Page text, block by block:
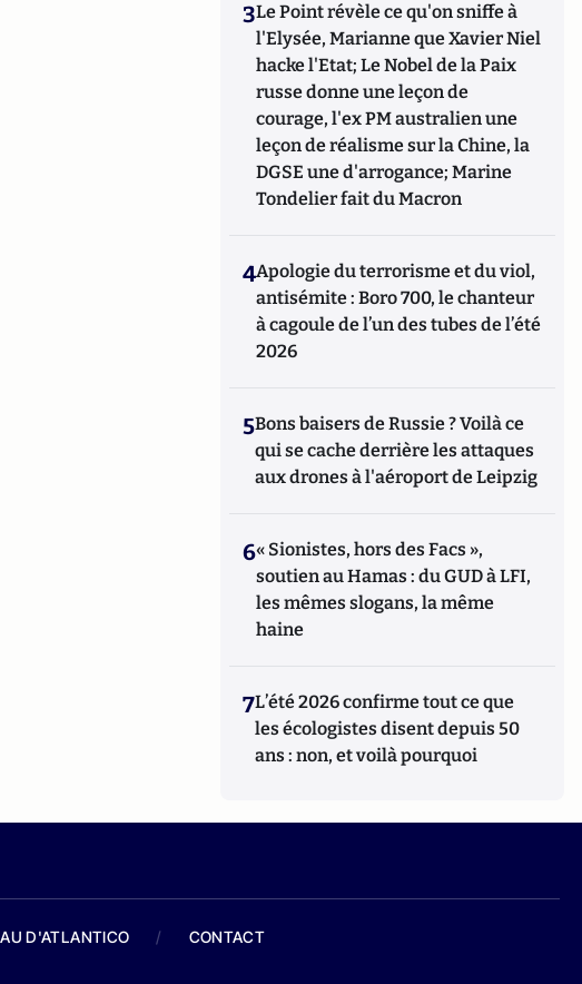
3Le Point révèle ce qu'on sniffe à
l'Elysée, Marianne que Xavier Niel
hacke l'Etat; Le Nobel de la Paix
russe donne une leçon de
courage, l'ex PM australien une
leçon de réalisme sur la Chine, la
DGSE une d'arrogance; Marine
Tondelier fait du Macron
4Apologie du terrorisme et du viol,
antisémite : Boro 700, le chanteur
à cagoule de l’un des tubes de l’été
2026
5Bons baisers de Russie ? Voilà ce
qui se cache derrière les attaques
aux drones à l'aéroport de Leipzig
6« Sionistes, hors des Facs »,
soutien au Hamas : du GUD à LFI,
les mêmes slogans, la même
haine
7L’été 2026 confirme tout ce que
les écologistes disent depuis 50
ans : non, et voilà pourquoi
D'ATLANTICO / CONTACT